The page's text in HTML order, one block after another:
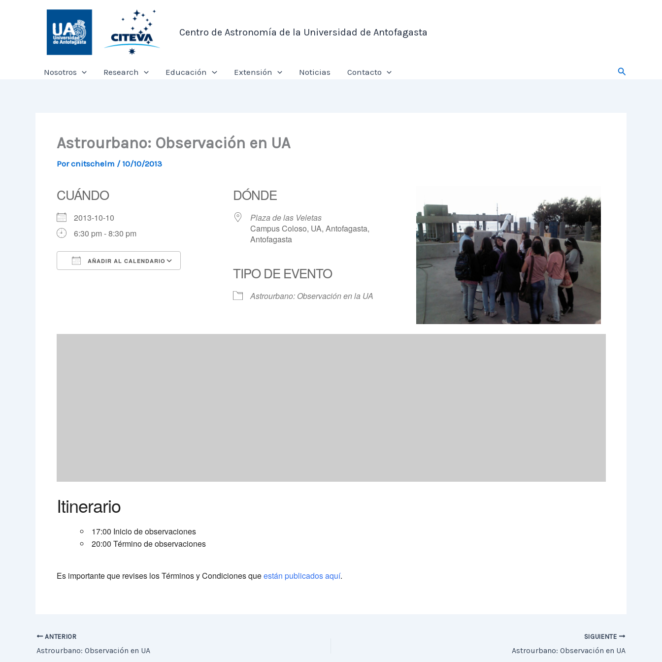
Centro de Astronomía de la Universidad de Antofagasta
Nosotros Research Educación Extensión Noticias Contacto Buscar
Astrourbano: Observación en UA
Porcnitschelm / 10/10/2013
CUÁNDO
2013-10-10
6:30 pm - 8:30 pm
AÑADIR AL CALENDARIO
Google Calendar iCalendar Office 365 Outlook Live
DÓNDE
Plaza de las Veletas
Campus Coloso, UA, Antofagasta,
Antofagasta
TIPO DE EVENTO
Astrourbano: Observación en la UA
Itinerario
17:00 Inicio de observaciones
20:00 Término de observaciones
Es importante que revises los Términos y Condiciones queestán publicados aquí.
ANTERIOR
Astrourbano: Observación en UA
SIGUIENTE
Astrourbano: Observación en UA